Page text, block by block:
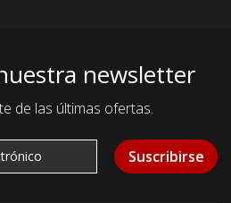
newsletter
de las últimas ofertas.
Suscribirse